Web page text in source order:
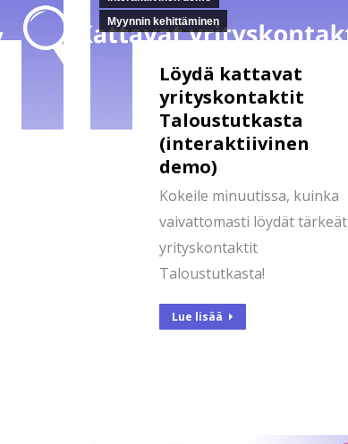
Myynnin kehittäminen
Löydä kattavat
yrityskontaktit
Taloustutkasta
(interaktiivinen
demo)
Kokeile minuutissa, kuinka
vaivattomasti löydät tärkeät
yrityskontaktit
Taloustutkasta!
Lue lisää